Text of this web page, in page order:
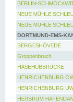
BERLIN-
NEUE MÜHLE
NEUE MÜHLE
DORTMUND-EMS-
BERGESHÖVEDE
Groppenbruch
HASEHUBBRÜCKE
HENRICHENBURG
HENRICHENBURG
HERBRUM